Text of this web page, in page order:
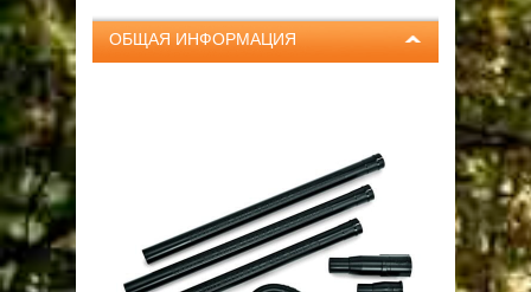
ПРИНАДЛЕЖНОСТИ
ГАРАНТИЯ И СЕРВИС
ОБЩАЯ ИНФОРМАЦИЯ